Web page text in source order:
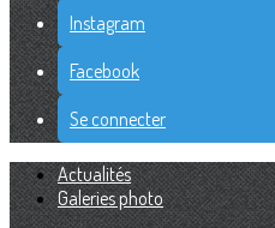
Instagram
Facebook
Se connecter
Actualités
Galeries photo